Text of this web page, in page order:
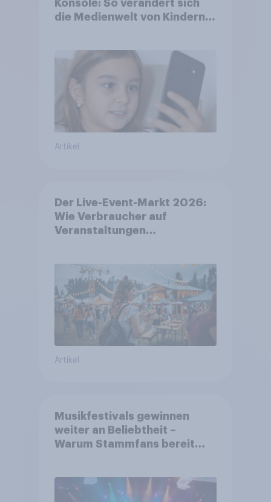
Konsole: So verändert sich
die Medienwelt von Kindern
Artikel
Der Live-Event-Markt 2026:
Wie Verbraucher auf
Veranstaltungen
Artikel
Musikfestivals gewinnen
weiter an Beliebtheit –
Warum Stammfans bereit